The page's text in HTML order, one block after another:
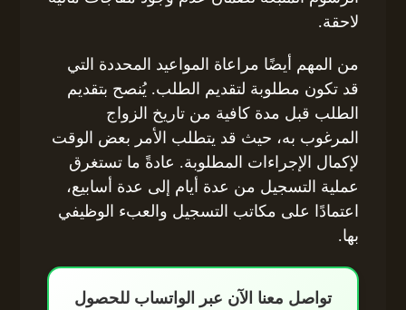
لاحقة.
من المهم أيضًا مراعاة المواعيد المحددة التي
قد تكون مطلوبة لتقديم الطلب. يُنصح بتقديم
الطلب قبل مدة كافية من تاريخ الزواج
المرغوب به، حيث قد يتطلب الأمر بعض الوقت
لإكمال الإجراءات المطلوبة. عادةً ما تستغرق
عملية التسجيل من عدة أيام إلى عدة أسابيع،
اعتمادًا على مكاتب التسجيل والعبء الوظيفي
بها.
تواصل معنا الآن عبر الواتساب للحصول